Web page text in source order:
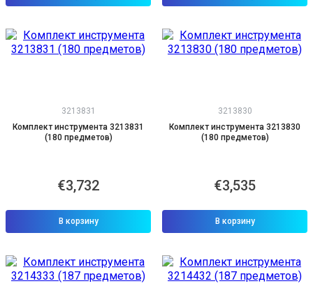
3213831
Комплект инструмента 3213831
(180 предметов)
€3,732
В корзину
3213830
Комплект инструмента 3213830
(180 предметов)
€3,535
В корзину